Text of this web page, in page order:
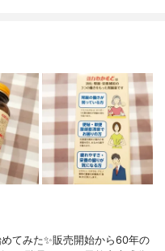
てみた✨販売開始から60年の